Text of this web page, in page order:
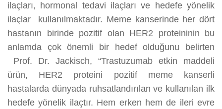
ilaçları, hormonal tedavi ilaçları ve hedefe yönelik
ilaçlar kullanılmaktadır. Meme kanserinde her dört
hastanın birinde pozitif olan HER2 proteininin bu
anlamda çok önemli bir hedef olduğunu belirten
Prof. Dr. Jackisch, “Trastuzumab etkin maddeli
ürün, HER2 proteini pozitif meme kanserli
hastalarda dünyada ruhsatlandırılan ve kullanılan ilk
hedefe yönelik ilaçtır. Hem erken hem de ileri evre